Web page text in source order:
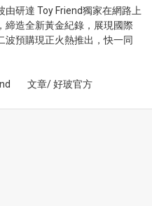
研達 Toy Friend獨家在網路上
締造全新黃金紀錄，展現國際
波預購現正火熱推出，快一同
文章/ 好玻官方